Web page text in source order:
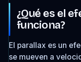
¿Qué es el
funciona?
El parallax es un
se mueven a